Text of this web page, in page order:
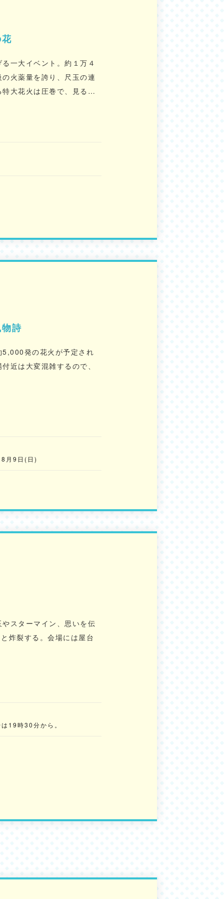
一大イベント。約１万４
火薬量を誇り、尺玉の連
大花火は圧巻で、見るも
詩
発の花火が予定され
近は大変混雑するので、
8月9日(日)
スターマイン、思いを伝
炸裂する。会場には屋台
19時30分から。